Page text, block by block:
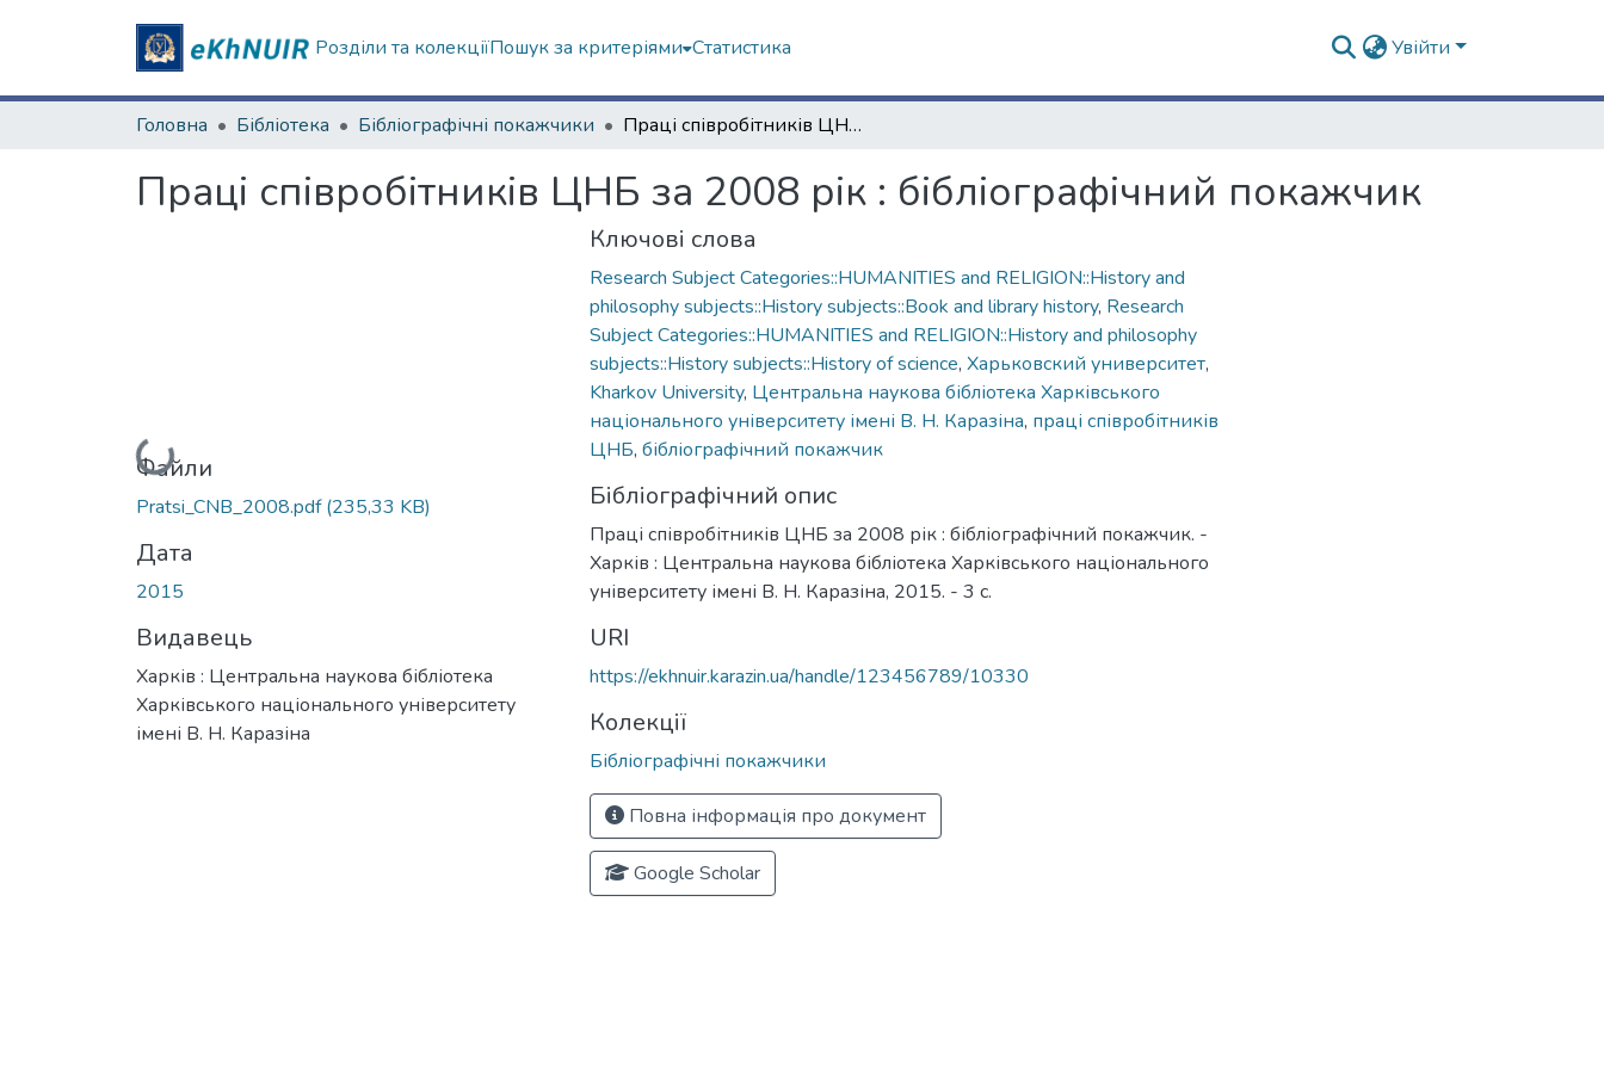
Розділи та колекціїПошук за критеріями Статистика Увійти
Головна Бібліотека Бібліографічні покажчики Праці співробітників ЦНБ за 2008 рік : бібліографічний покажчик
Праці співробітників ЦНБ за 2008 рік : бібліографічний покажчик
Вантажиться...
Файли
Pratsi_CNB_2008.pdf(235,33 KB)
Дата
2015
Видавець
Харків : Центральна наукова бібліотека
Харківського національного університету
імені В. Н. Каразіна
Ключові слова
Research Subject Categories::HUMANITIES and RELIGION::History and
philosophy subjects::History subjects::Book and library history, Research
Subject Categories::HUMANITIES and RELIGION::History and philosophy
subjects::History subjects::History of science, Харьковский университет,
Kharkov University, Центральна наукова бібліотека Харківського
національного університету імені В. Н. Каразіна, праці співробітників
ЦНБ, бібліографічний покажчик
Бібліографічний опис
Праці співробітників ЦНБ за 2008 рік : бібліографічний покажчик. -
Харків : Центральна наукова бібліотека Харківського національного
університету імені В. Н. Каразіна, 2015. - 3 с.
URI
https://ekhnuir.karazin.ua/handle/123456789/10330
Колекції
Бібліографічні покажчики
Повна інформація про документ
Google Scholar